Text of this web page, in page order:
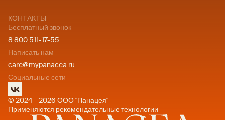
КОНТАКТЫ
Бесплатный звонок
8 800 511-17-55
Написать нам
care@mypanacea.ru
Социальные сети
© 2024 - 2026 ООО "Панацея"
Применяются рекомендательные технологии